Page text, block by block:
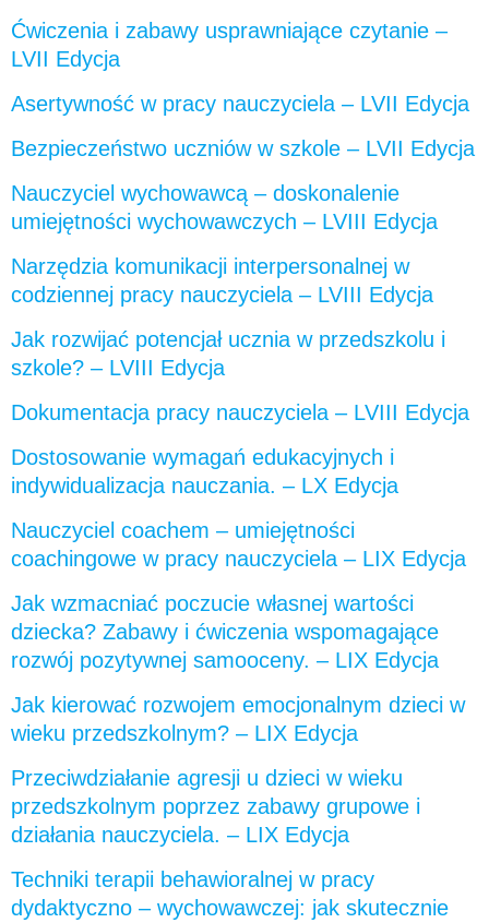
Ćwiczenia i zabawy usprawniające czytanie –
LVII Edycja
Asertywność w pracy nauczyciela – LVII Edycja
Bezpieczeństwo uczniów w szkole – LVII Edycja
Nauczyciel wychowawcą – doskonalenie
umiejętności wychowawczych – LVIII Edycja
Narzędzia komunikacji interpersonalnej w
codziennej pracy nauczyciela – LVIII Edycja
Jak rozwijać potencjał ucznia w przedszkolu i
szkole? – LVIII Edycja
Dokumentacja pracy nauczyciela – LVIII Edycja
Dostosowanie wymagań edukacyjnych i
indywidualizacja nauczania. – LX Edycja
Nauczyciel coachem – umiejętności
coachingowe w pracy nauczyciela – LIX Edycja
Jak wzmacniać poczucie własnej wartości
dziecka? Zabawy i ćwiczenia wspomagające
rozwój pozytywnej samooceny. – LIX Edycja
Jak kierować rozwojem emocjonalnym dzieci w
wieku przedszkolnym? – LIX Edycja
Przeciwdziałanie agresji u dzieci w wieku
przedszkolnym poprzez zabawy grupowe i
działania nauczyciela. – LIX Edycja
Techniki terapii behawioralnej w pracy
dydaktyczno – wychowawczej: jak skutecznie